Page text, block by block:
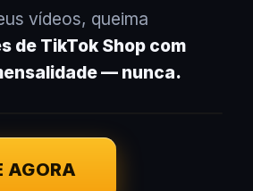
vídeos, queima
de TikTok Shop com
— nunca.
AGORA